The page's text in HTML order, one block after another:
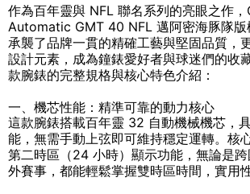
作為百年靈與 NFL 聯名系列的亮眼之作
Automatic GMT 40 NFL 邁阿密海豚隊版
承襲了品牌一貫的精確工藝與堅固品質，
設計元素，成為鐘錶愛好者與球迷們的收
款腕錶的完整規格與核心特色介紹：
一、機芯性能：精準可靠的動力核心
這款腕錶搭載百年靈 32 自動機械機芯，
能，無需手動上弦即可維持穩定運轉。核
第二時區（24 小時）顯示功能，無論是
外賽事，都能輕鬆掌握雙時區時間，實用性